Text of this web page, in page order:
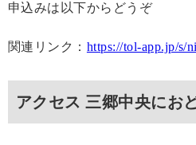
申込みは以下からどうぞ
関連リンク： https://tol-app.jp/s/
アクセス 三郷中央にお